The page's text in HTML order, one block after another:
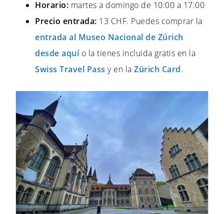
Horario: martes a domingo de 10:00 a 17:00
Precio entrada: 13 CHF. Puedes comprar la
entrada al Museo Nacional de Zúrich
desde aquío la tienes incluida gratis en la
Swiss Travel Pass y en la Zürich Card.